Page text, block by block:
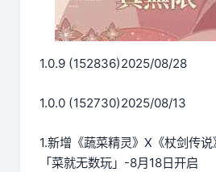
1.0.9 (152836)2025/08/28
1.0.0 (152730)2025/08/13
1.新增《蔬菜精灵》X《杖剑传
「菜就无数玩」-8月18日开启